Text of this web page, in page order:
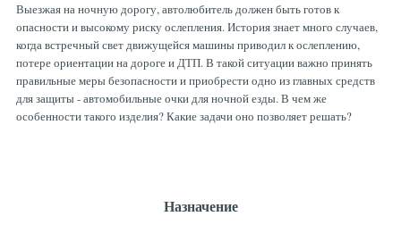
Выезжая на ночную дорогу, автолюбитель должен быть готов к
опасности и высокому риску ослепления. История знает много случаев,
когда встречный свет движущейся машины приводил к ослеплению,
потере ориентации на дороге и ДТП. В такой ситуации важно принять
правильные меры безопасности и приобрести одно из главных средств
для защиты - автомобильные очки для ночной езды. В чем же
особенности такого изделия? Какие задачи оно позволяет решать?
Назначение